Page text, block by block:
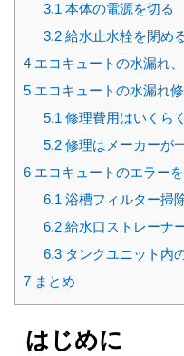
3.1 本体の電源を切る
3.2 給水止水栓を閉め
4 エコキュートの水漏れ
5 エコキュートの水漏れ
5.1 修理費用はいくら
5.2 修理はメーカーが
6 エコキュートのエラー
6.1 浴槽フィルター掃
6.2 給水口ストレーナ
6.3 タンクユニット内
7 まとめ
はじめに